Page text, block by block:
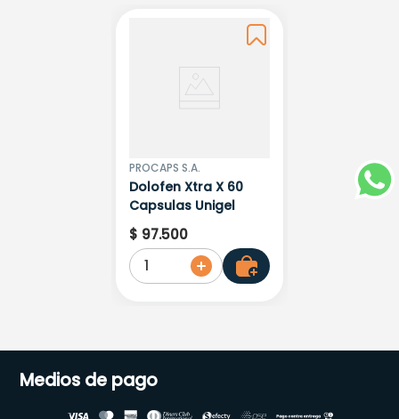
PROCAPS S.A.
Dolofen Xtra X 60
Capsulas Unigel
$ 97.500
1
Medios de pago